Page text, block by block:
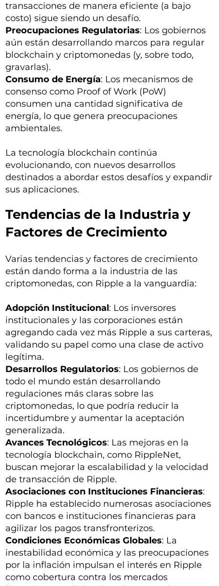
transacciones de manera eficiente (a bajo
costo) sigue siendo un desafío.
Preocupaciones Regulatorias: Los gobiernos
aún están desarrollando marcos para regular
blockchain y criptomonedas (y, sobre todo,
gravarlas).
Consumo de Energía: Los mecanismos de
consenso como Proof of Work (PoW)
consumen una cantidad significativa de
energía, lo que genera preocupaciones
ambientales.
La tecnología blockchain continúa
evolucionando, con nuevos desarrollos
destinados a abordar estos desafíos y expandir
sus aplicaciones.
Tendencias de la Industria y
Factores de Crecimiento
Varias tendencias y factores de crecimiento
están dando forma a la industria de las
criptomonedas, con Ripple a la vanguardia:
Adopción Institucional: Los inversores
institucionales y las corporaciones están
agregando cada vez más Ripple a sus carteras,
validando su papel como una clase de activo
legítima.
Desarrollos Regulatorios: Los gobiernos de
todo el mundo están desarrollando
regulaciones más claras sobre las
criptomonedas, lo que podría reducir la
incertidumbre y aumentar la aceptación
generalizada.
Avances Tecnológicos: Las mejoras en la
tecnología blockchain, como RippleNet,
buscan mejorar la escalabilidad y la velocidad
de transacción de Ripple.
Asociaciones con Instituciones Financieras:
Ripple ha establecido numerosas asociaciones
con bancos e instituciones financieras para
agilizar los pagos transfronterizos.
Condiciones Económicas Globales: La
inestabilidad económica y las preocupaciones
por la inflación impulsan el interés en Ripple
como cobertura contra los mercados